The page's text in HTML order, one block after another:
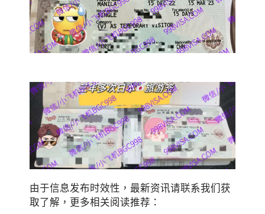
由于信息发布时效性，最新资讯请联系我们获
取了解，更多相关阅读推荐：